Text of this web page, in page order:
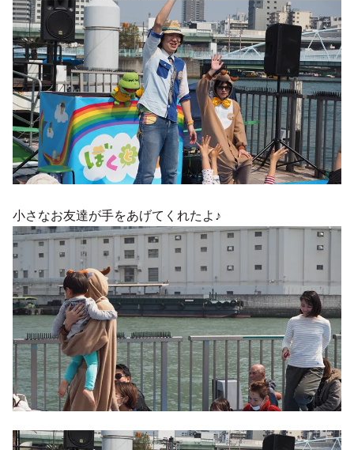
小さなお友達が手をあげてくれたよ♪